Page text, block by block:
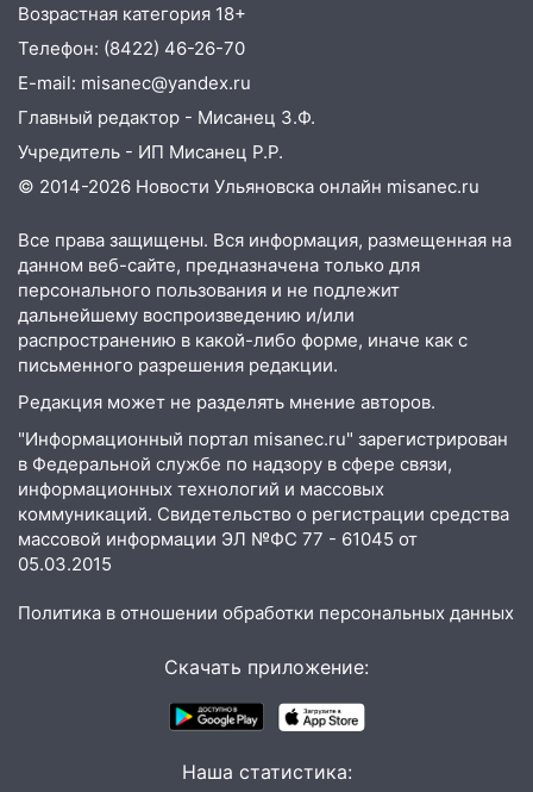
16:06
18-летняя девушка без прав
перевернулась на мопеде и попала в
больницу
15:59 Ульяновец отдал более 14
миллионов рублей за криминальное
покровительство
На «кольце» кроссовер сбил 18-
летнего мопедиста
15:00 В Ульяновске после тройного ДТП
госпитализировали 25-летнего байкера
14:32 На Ульяновскую область
надвигается жара
14:08 Пешеход переходил по «зебре»:
подробности серьезной аварии на
Фруктовой
13:30
В Димитровграде на улице
Трудовой горело здание
13:00
Водитель без прав врезался в
припаркованный автомобиль
Переезжал «зебру» на
велосипеде и попал под колеса
Железнодорожном районе горела дача
Возрастная категория 18+
Телефон: (8422) 46-26-70
E-mail: misanec@yandex.ru
Главный редактор - Мисанец З.Ф.
Учредитель - ИП Мисанец Р.Р.
© 2014-2026 Новости Ульяновска онлайн misanec.ru
Все права защищены. Вся информация, размещенная на
данном веб-сайте, предназначена только для
персонального пользования и не подлежит
дальнейшему воспроизведению и/или
распространению в какой-либо форме, иначе как с
письменного разрешения редакции.
Редакция может не разделять мнение авторов.
"Информационный портал misanec.ru" зарегистрирован
в Федеральной службе по надзору в сфере связи,
информационных технологий и массовых
коммуникаций. Свидетельство о регистрации средства
массовой информации ЭЛ №ФС 77 - 61045 от
05.03.2015
Политика в отношении обработки персональных данных
Скачать приложение:
Наша статистика: